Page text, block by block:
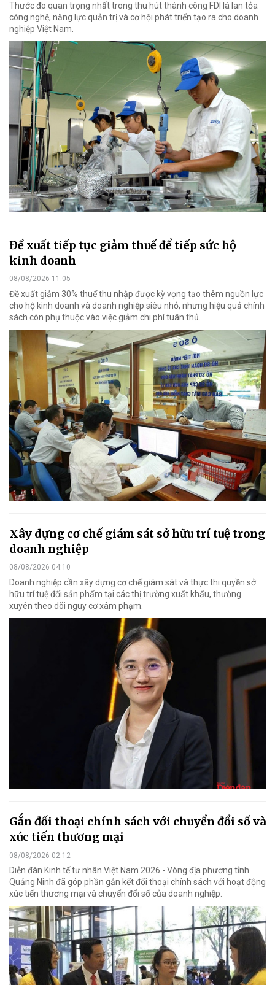
Thước đo quan trọng nhất trong thu hút thành công FDI là lan tỏa
công nghệ, năng lực quản trị và cơ hội phát triển tạo ra cho doanh
nghiệp Việt Nam.
Đề xuất tiếp tục giảm thuế để tiếp sức hộ
kinh doanh
08/08/2026 11:05
Đề xuất giảm 30% thuế thu nhập được kỳ vọng tạo thêm nguồn lực
cho hộ kinh doanh và doanh nghiệp siêu nhỏ, nhưng hiệu quả chính
sách còn phụ thuộc vào việc giảm chi phí tuân thủ.
Xây dựng cơ chế giám sát sở hữu trí tuệ trong
doanh nghiệp
08/08/2026 04:10
Doanh nghiệp cần xây dựng cơ chế giám sát và thực thi quyền sở
hữu trí tuệ đối sản phẩm tại các thị trường xuất khẩu, thường
xuyên theo dõi nguy cơ xâm phạm.
Gắn đối thoại chính sách với chuyển đổi số và
xúc tiến thương mại
08/08/2026 02:12
Diễn đàn Kinh tế tư nhân Việt Nam 2026 - Vòng địa phương tỉnh
Quảng Ninh đã góp phần gắn kết đối thoại chính sách với hoạt động
xúc tiến thương mại và chuyển đổi số của doanh nghiệp.